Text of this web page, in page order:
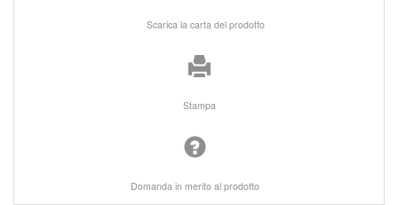
Scarica la carta del prodotto
Stampa
Domanda in merito al prodotto